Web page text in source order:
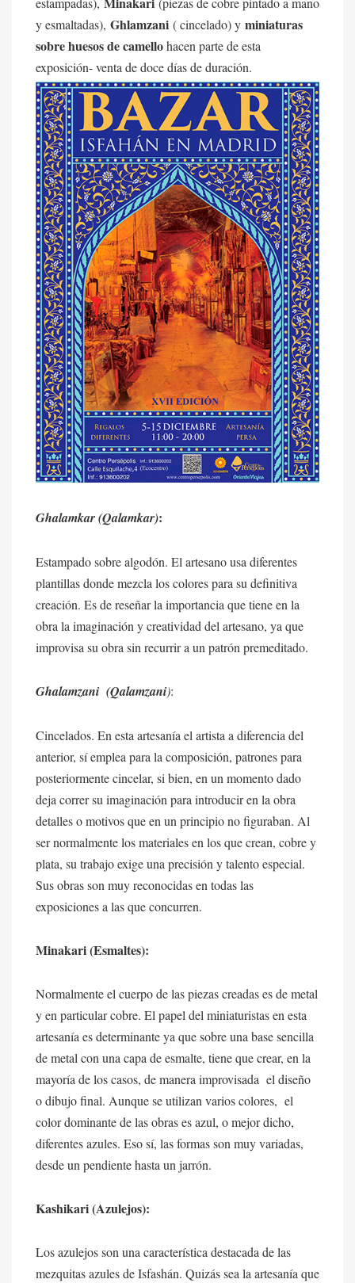
y esmaltadas), Ghlamzani ( cincelado) y miniaturas
sobre huesos de camellohacen parte de esta
exposición- venta de doce días de duración.
Ghalamkar (Qalamkar):
Estampado sobre algodón. El artesano usa diferentes
plantillas donde mezcla los colores para su definitiva
creación. Es de reseñar la importancia que tiene en la
obra la imaginación y creatividad del artesano, ya que
improvisa su obra sin recurrir a un patrón premeditado.
Ghalamzani (Qalamzani):
Cincelados. En esta artesanía el artista a diferencia del
anterior, sí emplea para la composición, patrones para
posteriormente cincelar, si bien, en un momento dado
deja correr su imaginación para introducir en la obra
detalles o motivos que en un principio no figuraban. Al
ser normalmente los materiales en los que crean, cobre y
plata, su trabajo exige una precisión y talento especial.
Sus obras son muy reconocidas en todas las
exposiciones a las que concurren.
Minakari (Esmaltes):
Normalmente el cuerpo de las piezas creadas es de metal
y en particular cobre. El papel del miniaturistas en esta
artesanía es determinante ya que sobre una base sencilla
de metal con una capa de esmalte, tiene que crear, en la
mayoría de los casos, de manera improvisada el diseño
o dibujo final. Aunque se utilizan varios colores, el
color dominante de las obras es azul, o mejor dicho,
diferentes azules. Eso sí, las formas son muy variadas,
desde un pendiente hasta un jarrón.
Kashikari (Azulejos):
Los azulejos son una característica destacada de las
mezquitas azules de Isfashán. Quizás sea la artesanía que